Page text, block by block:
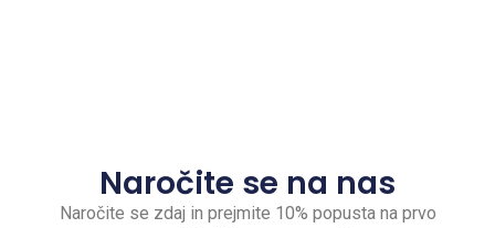
Naročite se na nas
Naročite se zdaj in prejmite 10% popusta na prvo